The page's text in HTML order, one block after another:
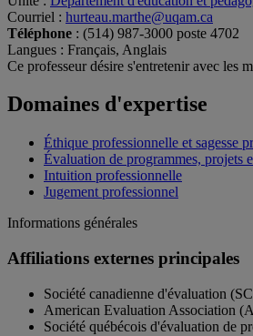
Courriel : hurteau.marthe@uqam.ca
Téléphone : (514) 987-3000 poste 4702
Langues : Français, Anglais
Ce professeur désire s'entretenir avec les
Domaines d'expertise
Éthique professionnelle et sagesse
Évaluation de programmes, projets
Intuition professionnelle
Jugement professionnel
Informations générales
Affiliations externes principales
Société canadienne d'évaluation
American Evaluation Association
Société québécois d'évaluation de